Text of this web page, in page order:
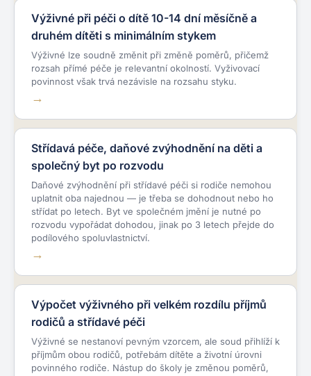
Výživné při péči o dítě 10-14 dní měsíčně a
druhém dítěti s minimálním stykem
Výživné lze soudně změnit při změně poměrů, přičemž
rozsah přímé péče je relevantní okolností. Vyživovací
povinnost však trvá nezávisle na rozsahu styku.
Střídavá péče, daňové zvýhodnění na děti a
společný byt po rozvodu
Daňové zvýhodnění při střídavé péči si rodiče nemohou
uplatnit oba najednou — je třeba se dohodnout nebo ho
střídat po letech. Byt ve společném jmění je nutné po
rozvodu vypořádat dohodou, jinak po 3 letech přejde do
podílového spoluvlastnictví.
Výpočet výživného při velkém rozdílu příjmů
rodičů a střídavé péči
Výživné se nestanoví pevným vzorcem, ale soud přihlíží k
příjmům obou rodičů, potřebám dítěte a životní úrovni
povinného rodiče. Nástup do školy je změnou poměrů,